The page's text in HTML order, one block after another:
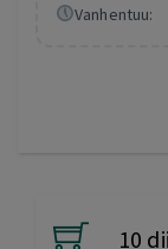
Vanhentuu:
10